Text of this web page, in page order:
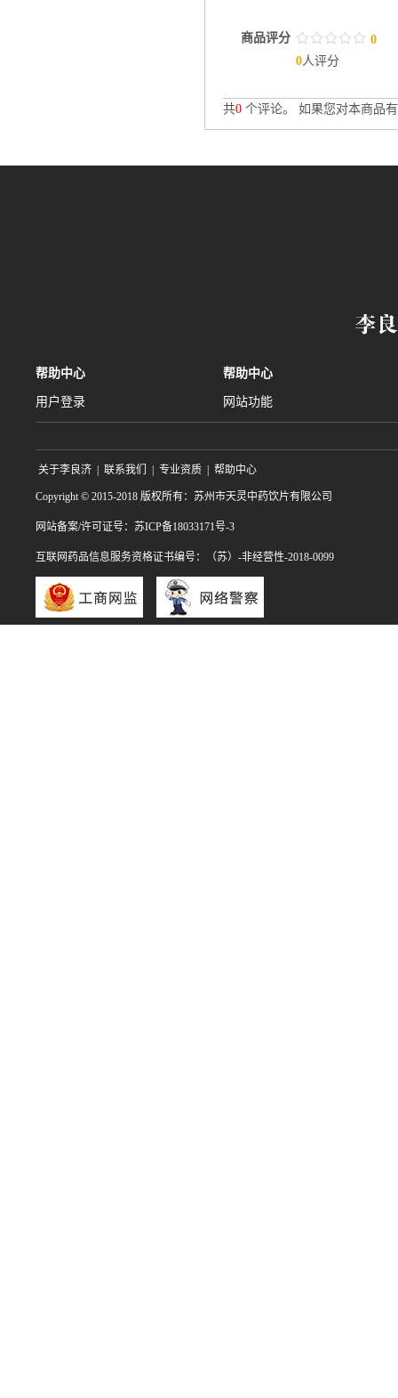
商品评分 / / / / /
. . . . . 0
0人评分
共0 个评论。 如果您对本商品
帮助中心
用户登录
帮助中心
网站功能
关于李良济 | 联系我们 | 专业资质 | 帮助中心
Copyright © 2015-2018 版权所有：苏州市天灵中药饮片有限公司
网站备案/许可证号：苏ICP备18033171号-3
互联网药品信息服务资格证书编号：（苏）-非经营性-2018-0099